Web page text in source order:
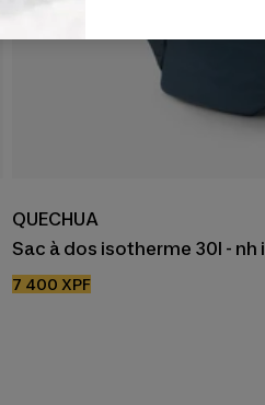
QUECHUA
Sac à dos isotherme 30l -
Prix
7 400 XPF